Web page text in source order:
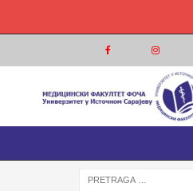
МЕДИЦИНСКИ
МЕДИЦИНСКИ ФАКУЛТЕТ